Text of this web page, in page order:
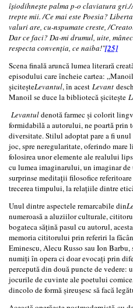
îșiodihnește palma p-o claviatura
trepte mii. /Ce mai este Poesia?
valuri are, cu-nspumate creste, /
Dar ce faci? Da-mi drumul, uite,
respecta convenția, ce naiba!"[25]
Scena finală aruncă lumea literară
episodului care încheie cartea:
șiciteșteLevantul, în acest Levant
Manoil se duce la bibliotecă șicitește
Levantuldenotă farmec și colorit
formidabilă a autorului, ne poartă prin
diversitate. Stilul adoptat pare a fi
joc, spre neregularitate, oferindo mare
folosirea unor elemente ale realului
cu lumea imaginarului, un imaginar
surprinse meditații filosofice
trecerea timpului, la relațiile dintre
Unul dintre aspectele remarcabile din
numeroasă a aluziilor culturale,
bogateca sățină pasul cu autorul,
memoria cititorului prin referiri la
Eminescu, Alecu Russo sau Ion
numiți în opera ci doar evocați prin
percepută din două puncte de
jocurile de cuvinte ale poetului
dincolo de formă șireușesc să facă